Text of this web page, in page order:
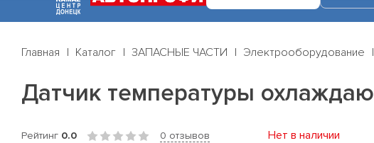
Главная Каталог ЗАПАСНЫЕ ЧАСТИ Электрооборудование
Датчик температуры
Рейтинг 0.0 0 отзывов Нет в наличии